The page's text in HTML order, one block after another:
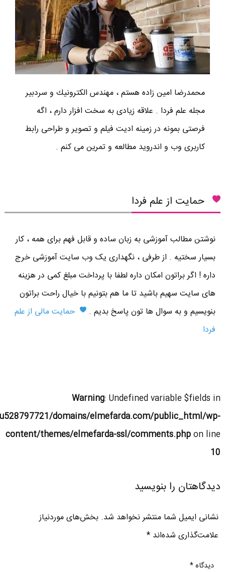
محمدرضا امين زاده هستم ، مهندس الكترونيك و سردبير
مجله علم فردا . علاقه زیادی به سخت افزار دارم ، اگه
فرصتی بمونه در زمینه ادیت فیلم و تصویر و طراحی رابط
کاربری وب و اندروید مطالعه و تمرین می کنم .
حمایت از علم فردا
نوشتن مطالب آموزشی به زبان ساده و قابل فهم برای همه ، کار
بسیار سختیه . از طرفی ، نگهداری یک وب سایت آموزشی خرج
داره ! اگر براتون امکان داره لطفا با پرداخت مبلغ کمی در هزینه
های سایت سهیم باشید تا ما هم بتونیم با خیال راحت براتون
بنویسیم و به سوال ها تون پاسخ بدیم .
حمایت مالی از علم
فردا
Warning: Undefined variable $fields in
domains/elmefarda.com/public_html/wp-
content/themes/elmefarda-ssl/comments.phpon line
10
دیدگاهتان را بنویسید
نشانی ایمیل شما منتشر نخواهد شد. بخش‌های موردنیاز
علامت‌گذاری شده‌اند*
دیدگاه*